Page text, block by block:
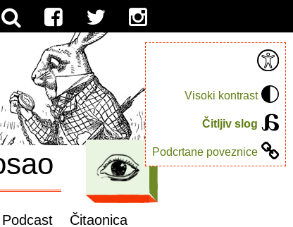
Visoki kontrast
Čitljiv slog
Podcrtane poveznice
Podcast Čitaonica